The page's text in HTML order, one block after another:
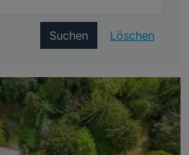
Suchen Löschen